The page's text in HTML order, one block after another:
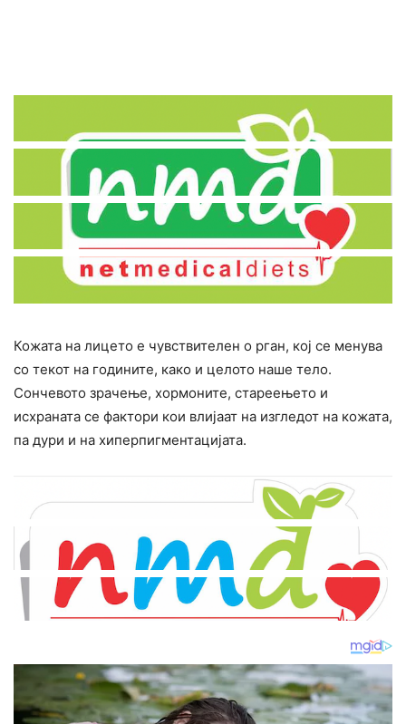
Кожата на лицето е чувствителен о рган, кој се менува
со текот на годините, како и целото наше тело.
Сончевото зрачење, хормоните, стареењето и
исхраната се фактори кои влијаат на изгледот на кожата,
па дури и на хиперпигментацијата.